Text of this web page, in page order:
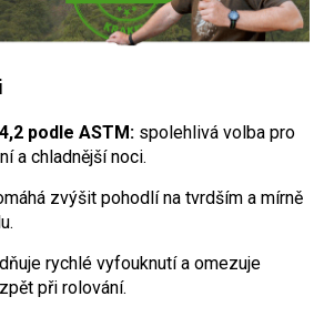
podle ASTM: spolehlivá volba pro
a chladnější noci.
zvýšit pohodlí na tvrdším a mírně
rychlé vyfouknutí a omezuje
při rolování.